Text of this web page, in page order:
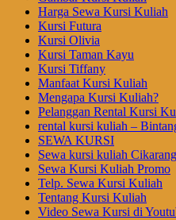
Harga Sewa Kursi Kuliah
Kursi Futura
Kursi Olivia
Kursi Taman Kayu
Kursi Tiffany
Manfaat Kursi Kuliah
Mengapa Kursi Kuliah?
Pelanggan Rental Kursi
rental kursi kuliah –
SEWA KURSI
Sewa kursi kuliah
Sewa Kursi Kuliah Promo
Telp. Sewa Kursi Kuliah
Tentang Kursi Kuliah
Video Sewa Kursi di